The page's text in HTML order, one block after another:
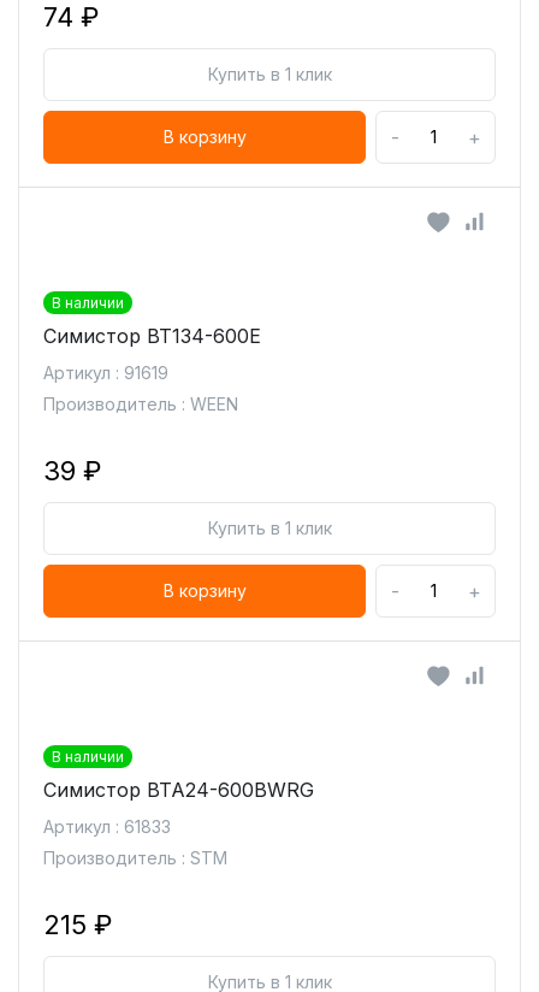
74 ₽
Купить в 1 клик
В корзину - +
В наличии
Симистор BT134-600E
Артикул : 91619
Производитель : WEEN
39 ₽
Купить в 1 клик
В корзину - +
В наличии
Симистор BTA24-600BWRG
Артикул : 61833
Производитель : STM
215 ₽
Купить в 1 клик